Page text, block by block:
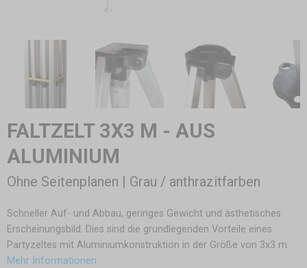
FALTZELT 3X3 M - AUS
ALUMINIUM
Ohne Seitenplanen | Grau / anthrazitfarben
Schneller Auf- und Abbau, geringes Gewicht und ästhetisches
Erscheinungsbild. Dies sind die grundlegenden Vorteile eines
Partyzeltes mit Aluminiumkonstruktion in der Größe von 3x3 m.
Mehr Informationen